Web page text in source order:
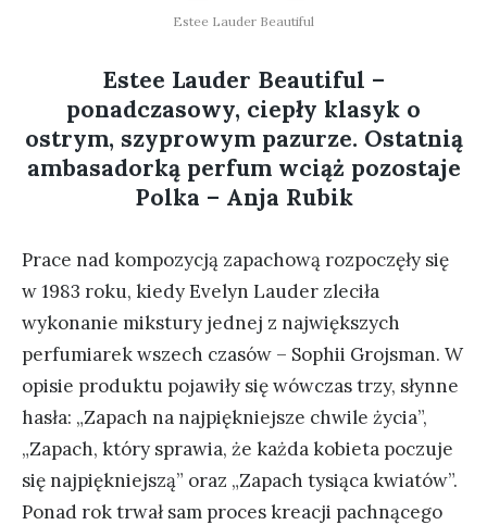
Estee Lauder Beautiful
Estee Lauder Beautiful –
ponadczasowy, ciepły klasyk o
ostrym, szyprowym pazurze. Ostatnią
ambasadorką perfum wciąż pozostaje
Polka – Anja Rubik
Prace nad kompozycją zapachową rozpoczęły się
w 1983 roku, kiedy Evelyn Lauder zleciła
wykonanie mikstury jednej z największych
perfumiarek wszech czasów – Sophii Grojsman. W
opisie produktu pojawiły się wówczas trzy, słynne
hasła: „Zapach na najpiękniejsze chwile życia”,
„Zapach, który sprawia, że każda kobieta poczuje
się najpiękniejszą” oraz „Zapach tysiąca kwiatów”.
Ponad rok trwał sam proces kreacji pachnącego